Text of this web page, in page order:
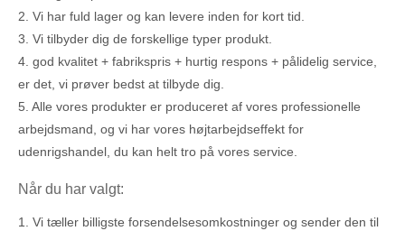
2. Vi har fuld lager og kan levere inden for kort tid.
3. Vi tilbyder dig de forskellige typer produkt.
4. god kvalitet + fabrikspris + hurtig respons + pålidelig service,
er det, vi prøver bedst at tilbyde dig.
5. Alle vores produkter er produceret af vores professionelle
arbejdsmand, og vi har vores højtarbejdseffekt for
udenrigshandel, du kan helt tro på vores service.
Når du har valgt:
1. Vi tæller billigste forsendelsesomkostninger og sender den til